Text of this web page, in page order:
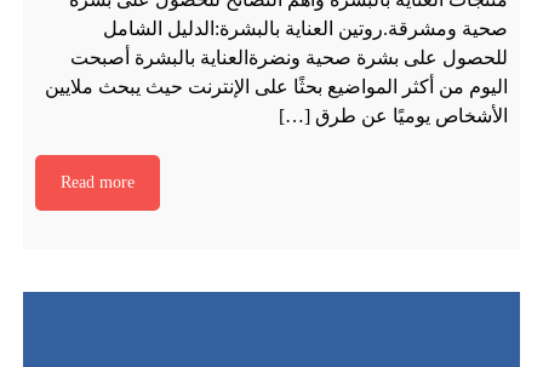
صحية ومشرقة.روتين العناية بالبشرة:الدليل الشامل
للحصول على بشرة صحية ونضرةالعناية بالبشرة أصبحت
اليوم من أكثر المواضيع بحثًا على الإنترنت حيث يبحث ملايين
الأشخاص يوميًا عن طرق […]
Read more